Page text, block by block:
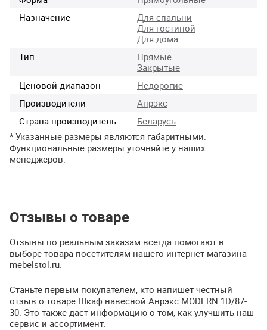
Назначение
Для спальни
Для гостиной
Для дома
Тип
Прямые
Закрытые
Ценовой диапазон
Недорогие
Производители
Анрэкс
Страна-производитель
Беларусь
* Указанные размеры являются габаритными.
Функциональные размеры уточняйте у наших
менеджеров.
Отзывы о товаре
Отзывы по реальным заказам всегда помогают в
выборе товара посетителям нашего интернет-магазина
mebelstol.ru.
Станьте первым покупателем, кто напишет честный
отзыв о товаре Шкаф навесной Анрэкс MODERN 1D/87-
30. Это также даст информацию о том, как улучшить наш
сервис и ассортимент.